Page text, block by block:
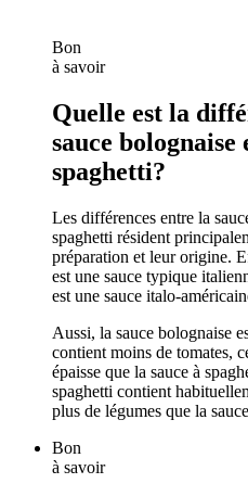
Bon
à savoir
Quelle est la
sauce bolognaise
spaghetti?
Les différences entre la
spaghetti résident
préparation et leur origine.
est une sauce typique
est une sauce italo-
Aussi, la sauce bolognaise
contient moins de tomates,
épaisse que la sauce à
spaghetti contient
plus de légumes que la
Bon
à savoir